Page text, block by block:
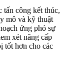
tấn công kết thúc,
mô và kỹ thuật
ứng phó sự
xét nâng cấp
tốt hơn cho các